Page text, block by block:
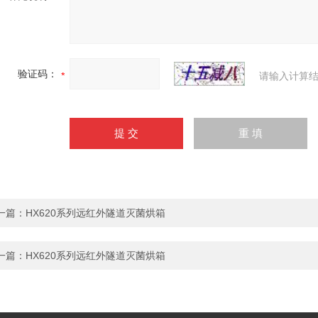
验证码： 请输入计算
篇： HX620系列远红外隧道灭菌烘箱
篇： HX620系列远红外隧道灭菌烘箱